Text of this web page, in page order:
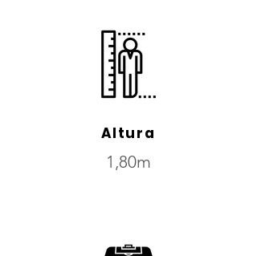
Altura
1,80m